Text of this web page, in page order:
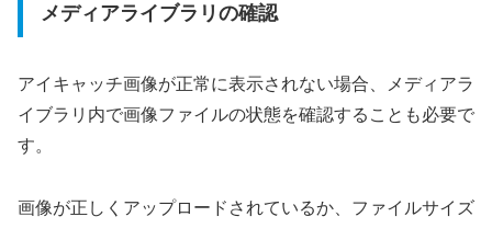
メディアライブラリの確認
アイキャッチ画像が正常に表示されない場合、メディアラ
イブラリ内で画像ファイルの状態を確認することも必要で
す。
画像が正しくアップロードされているか、ファイルサイズ